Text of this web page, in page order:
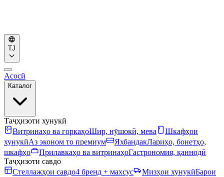
TJ
Асосӣ
Каталог
Таҷҳизоти хунукӣ
Витринаҳо ва горкаҳоШир, нӯшокӣ, мева
Шкафҳои
хунукӣАз эконом то премиум ЯхбандакЛариҳо, бонетҳо,
шкафҳо
Прилавкаҳо ва витринаҳоГастрономия, қаннодӣ
Таҷҳизоти савдо
Стеллажҳои савдо4 бренд + махсус Мизҳои хунукӣБарои